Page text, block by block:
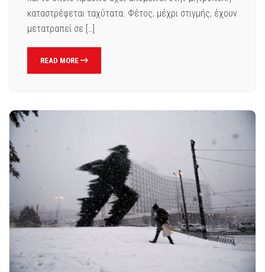
καταστρέφεται ταχύτατα. Φέτος, μέχρι στιγμής, έχουν
μετατραπεί σε […]
READ MORE